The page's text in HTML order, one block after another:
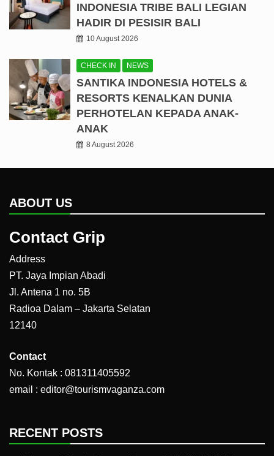
INDONESIA TRIBE BALI LEGIAN
HADIR DI PESISIR BALI
10 August 2026
CHECK IN NEWS
SANTIKA INDONESIA HOTELS &
RESORTS KENALKAN DUNIA
PERHOTELAN KEPADA ANAK-
ANAK
8 August 2026
ABOUT US
Contact Grip
Address
PT. Jaya Impian Abadi
Jl. Antena 1 no. 5B
Radioa Dalam – Jakarta Selatan
12140
Contact
No. Kontak : 081311405592
email : editor@tourismvaganza.com
RECENT POSTS